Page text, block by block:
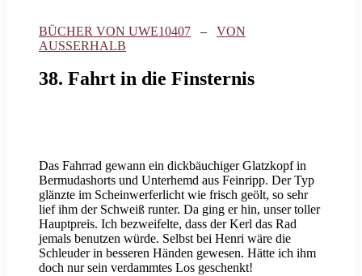
BÜCHER VON UWE10407 – VON
AUSSERHALB
38. Fahrt in die Finsternis
Das Fahrrad gewann ein dickbäuchiger Glatzkopf in
Bermudashorts und Unterhemd aus Feinripp. Der Typ
glänzte im Scheinwerferlicht wie frisch geölt, so sehr
lief ihm der Schweiß runter. Da ging er hin, unser toller
Hauptpreis. Ich bezweifelte, dass der Kerl das Rad
jemals benutzen würde. Selbst bei Henri wäre die
Schleuder in besseren Händen gewesen. Hätte ich ihm
doch nur sein verdammtes Los geschenkt!